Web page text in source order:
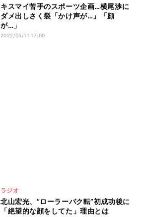
キスマイ苦手のスポーツ企画…横尾渉に
ダメ出しさく裂「かけ声が…」「顔
が…」
2022/05/11 17:00
ラジオ
北山宏光、“ローラーバク転”初成功後に
「絶望的な顔をしてた」理由とは